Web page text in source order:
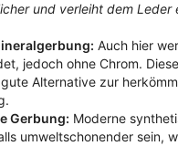
und verleiht dem Leder
Auch hier
jedoch ohne Chrom.
Alternative zur
Gerbung: Moderne
umweltschonender sein,